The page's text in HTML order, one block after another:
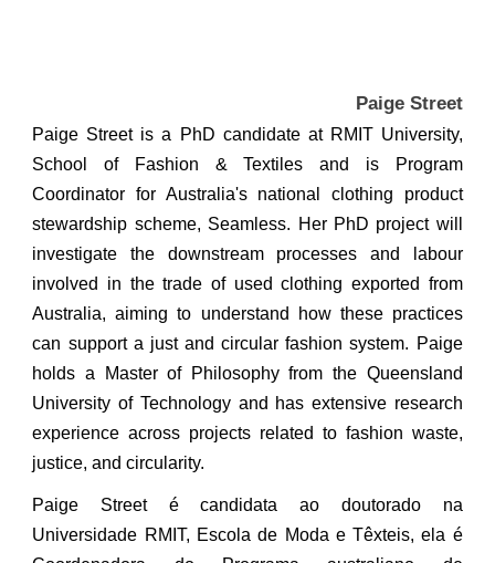
Paige Street
Paige Street is a PhD candidate at RMIT University,
School of Fashion & Textiles and is Program
Coordinator for Australia's national clothing product
stewardship scheme, Seamless. Her PhD project will
investigate the downstream processes and labour
involved in the trade of used clothing exported from
Australia, aiming to understand how these practices
can support a just and circular fashion system. Paige
holds a Master of Philosophy from the Queensland
University of Technology and has extensive research
experience across projects related to fashion waste,
justice, and circularity.
Paige Street é candidata ao doutorado na
Universidade RMIT, Escola de Moda e Têxteis, ela é